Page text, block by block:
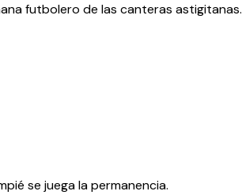
futbolero de las canteras astigitanas.
se juega la permanencia.